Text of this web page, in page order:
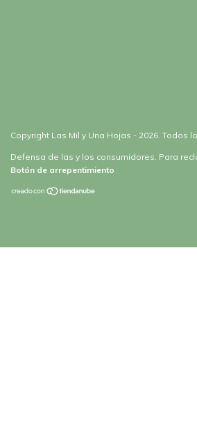
Copyright Las Mil y Una Hojas - 2026. Todos
Defensa de las y los consumidores. Para
Botón de arrepentimiento